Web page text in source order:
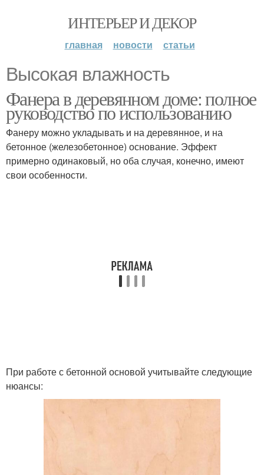
ИНТЕРЬЕР И ДЕКОР
главная новости статьи
Высокая влажность
Фанера в деревянном доме: полное
руководство по использованию
Фанеру можно укладывать и на деревянное, и на
бетонное (железобетонное) основание. Эффект
примерно одинаковый, но оба случая, конечно, имеют
свои особенности.
При работе с бетонной основой учитывайте следующие
нюансы: